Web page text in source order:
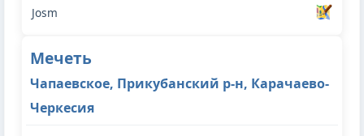
Мечеть
Чапаевское, Прикубанский р-н, Карачаево-
Черкесия